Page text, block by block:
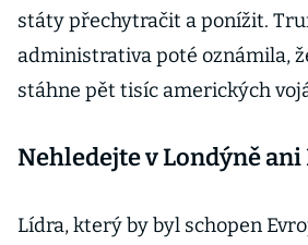
státy přechytračit a ponížit.
administrativa poté oznámila,
stáhne pět tisíc amerických
Nehledejte v Londýně ani
Lídra, který by byl schopen